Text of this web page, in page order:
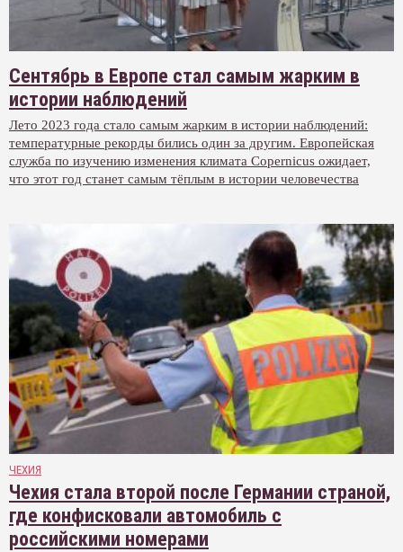
Сентябрь в Европе стал самым жарким в
истории наблюдений
Лето 2023 года стало самым жарким в истории наблюдений:
температурные рекорды бились один за другим. Европейская
служба по изучению изменения климата Copernicus ожидает,
что этот год станет самым тёплым в истории человечества
ЧЕХИЯ
Чехия стала второй после Германии страной,
где конфисковали автомобиль с
российскими номерами